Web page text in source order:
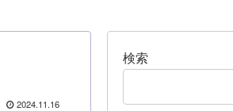
2024.11.16
検索